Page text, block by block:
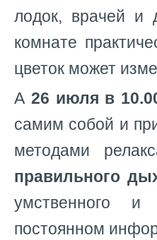
лодок, врачей и
комнате
цветок может
А 26 июля в
самим собой и
методами
правильного
умственного и
постоянном